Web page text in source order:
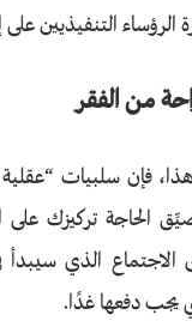
الرؤساء التنفيذيين
من الفقر
فإن سلبيات “عقلية
الحاجة تركيزك على
الاجتماع الذي
يجب دفعها غدًا.